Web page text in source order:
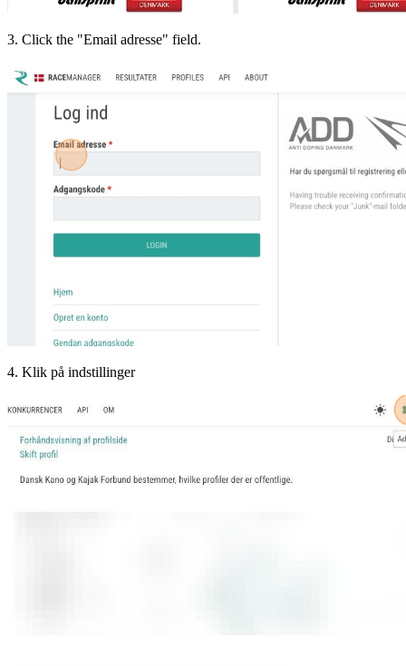
3. Click the "Email adresse" field.
4. Klik på indstillinger